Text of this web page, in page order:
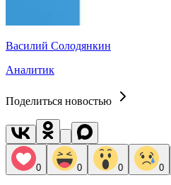
Василий Солодянкин
Аналитик
Поделиться новостью
0 0 0 0